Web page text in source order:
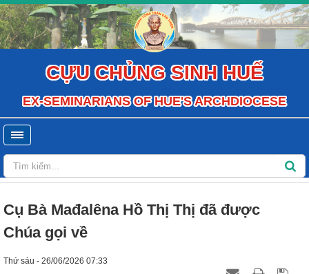
CỰU CHỦNG SINH HUẾ
EX-SEMINARIANS OF HUE'S ARCHDIOCESE
Cụ Bà Mađalêna Hồ Thị Thị đã được
Chúa gọi về
Thứ sáu - 26/06/2026 07:33